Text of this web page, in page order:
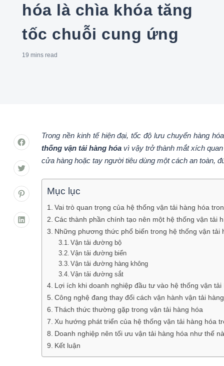
hóa là chìa khóa tăng
tốc chuỗi cung ứng
19 mins read
Trong nền kinh tế hiện đại, tốc độ lưu chuyển hàng
thống vận tải hàng hóa vì vậy trở thành mắt xích
cửa hàng hoặc tay người tiêu dùng một cách an toàn,
Mục lục
Vai trò quan trọng của hệ thống vận tải hàng hóa
Các thành phần chính tạo nên một hệ thống vận tải
Những phương thức phổ biến trong hệ thống vận tải
Vận tải đường bộ
Vận tải đường biển
Vận tải đường hàng không
Vận tải đường sắt
Lợi ích khi doanh nghiệp đầu tư vào hệ thống vận tải
Công nghệ đang thay đổi cách vận hành vận tải
Thách thức thường gặp trong vận tải hàng hóa
Xu hướng phát triển của hệ thống vận tải hàng hóa
Doanh nghiệp nên tối ưu vận tải hàng hóa như thế
Kết luận